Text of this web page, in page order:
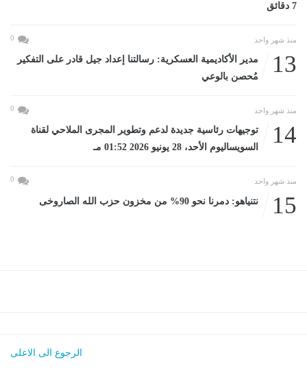
7 دقائق
منذ شهر واحد 0
13
مدير الأكاديمية العسكرية: رسالتنا إعداد جيل قادر على التفكير
مُحصن بالوعي
منذ شهر واحد 0
14
توجيهات رئاسية جديدة لدعم وتطوير المجرى الملاحي لقناة
السويساليوم الأحد، 28 يونيو 2026 01:52 مـ
منذ شهر واحد 0
15 نتنياهو: دمرنا نحو 90% من مخزون حزب الله الصاروخى
الرجوع الى الاعلى